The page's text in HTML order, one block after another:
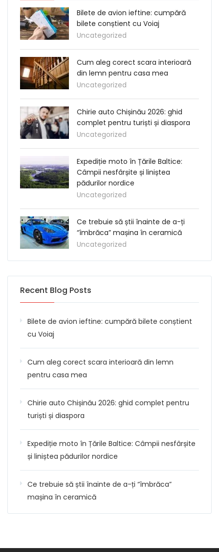
Bilete de avion ieftine: cumpără
bilete conștient cu Voiaj
Uncategorized
Cum aleg corect scara interioară
din lemn pentru casa mea
Uncategorized
Chirie auto Chișinău 2026: ghid
complet pentru turiști și diaspora
Uncategorized
Expediție moto în Țările Baltice:
Câmpii nesfârșite și liniștea
pădurilor nordice
Uncategorized
Ce trebuie să știi înainte de a-ți
“îmbrăca” mașina în ceramică
Uncategorized
Recent Blog Posts
Bilete de avion ieftine: cumpără bilete conștient
cu Voiaj
Cum aleg corect scara interioară din lemn
pentru casa mea
Chirie auto Chișinău 2026: ghid complet pentru
turiști și diaspora
Expediție moto în Țările Baltice: Câmpii nesfârșite
și liniștea pădurilor nordice
Ce trebuie să știi înainte de a-ți “îmbrăca”
mașina în ceramică